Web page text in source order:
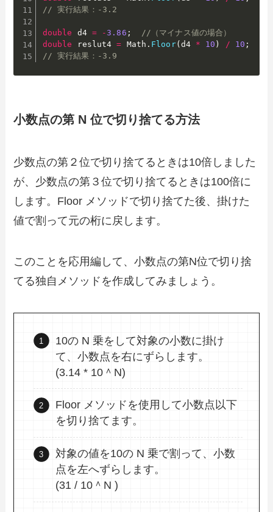
// 実行結果：-3.2
double d4 = -3.86 ;
//（マイナス値の場合）
double reslut4 = Math . Floor( d4 * 10 ) / 10 ;
// 実行結果：-3.9
小数点の第 N 位で切り捨てる方法
少数点の第２位で切り捨てるときは10倍しました
が、少数点の第３位で切り捨てるときは100倍に
します。Floor メソッドで切り捨てた後、掛けた
値で割って元の桁に戻します。
このことを応用編して、小数点の第N位で切り捨
てる独自メソッドを作成してみましょう。
10の N 乗をして対象の小数に掛け
て、小数点を右にずらします。
(3.14 * 10＾N)
Floor メソッドを使用して小数点以下
を切り捨てます。
対象の値を10の N 乗で割って、小数
点を左へずらします。
(31 / 10＾N )